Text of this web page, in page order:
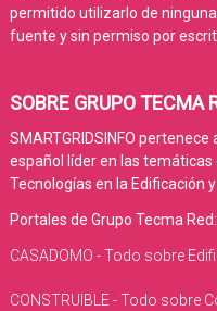
permitido utilizarlo de
fuente y sin permiso por
SOBRE GRUPO TECMA
SMARTGRIDSINFO pertenece
español líder en las temáticas
Tecnologías en la Edificación y
Portales de Grupo Tecma Red:
CASADOMO - Todo sobre
CONSTRUIBLE - Todo sobre